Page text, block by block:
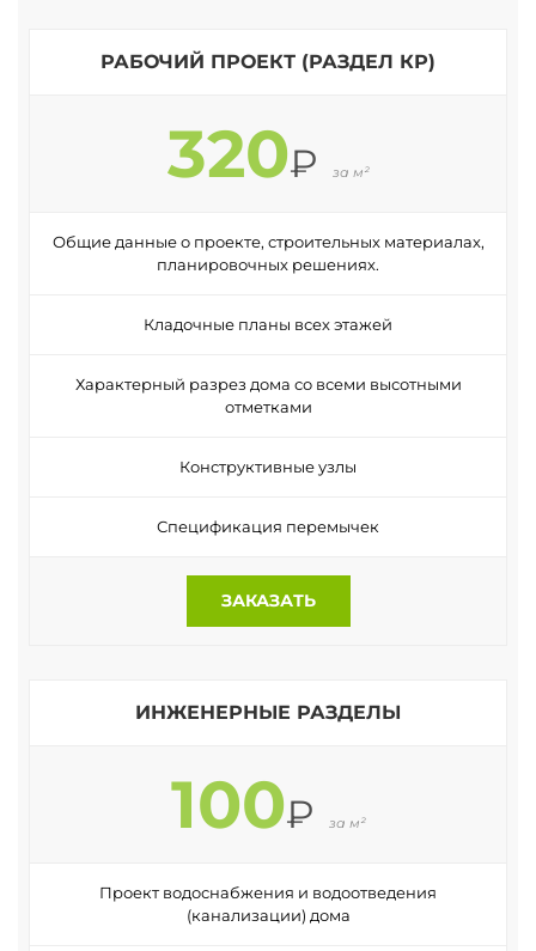
РАБОЧИЙ ПРОЕКТ (РАЗДЕЛ КР)
320₽ за м²
Общие данные о проекте, строительных материалах,
планировочных решениях.
Кладочные планы всех этажей
Характерный разрез дома со всеми высотными
отметками
Конструктивные узлы
Спецификация перемычек
ЗАКАЗАТЬ
ИНЖЕНЕРНЫЕ РАЗДЕЛЫ
100₽ за м²
Проект водоснабжения и водоотведения
(канализации) дома